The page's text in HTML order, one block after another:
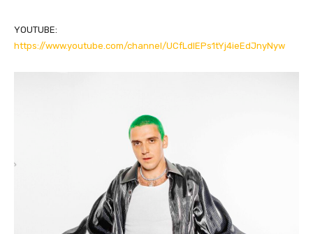
YOUTUBE:
https://www.youtube.com/channel/UCfLdIEPs1tYj4ieEdJnyNyw